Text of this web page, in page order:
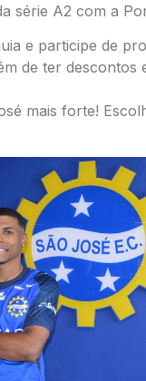
série A2 com a
e participe de
de ter descontos
mais forte!